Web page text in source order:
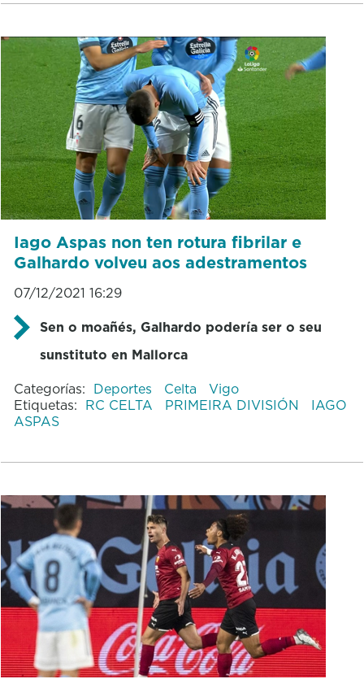
Iago Aspas non ten rotura fibrilar e
Galhardo volveu aos adestramentos
07/12/2021 16:29
Sen o moañés, Galhardo podería ser o seu
sunstituto en Mallorca
Categorías: Deportes Celta
Vigo
Etiquetas: RC CELTA PRIMEIRA DIVISIÓN
IAGO
ASPAS